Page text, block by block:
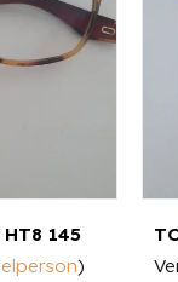
HT8 145
)